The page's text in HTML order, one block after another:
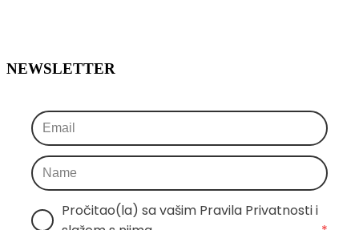
NEWSLETTER
Pročitao(la) sa vašim Pravila Privatnosti i